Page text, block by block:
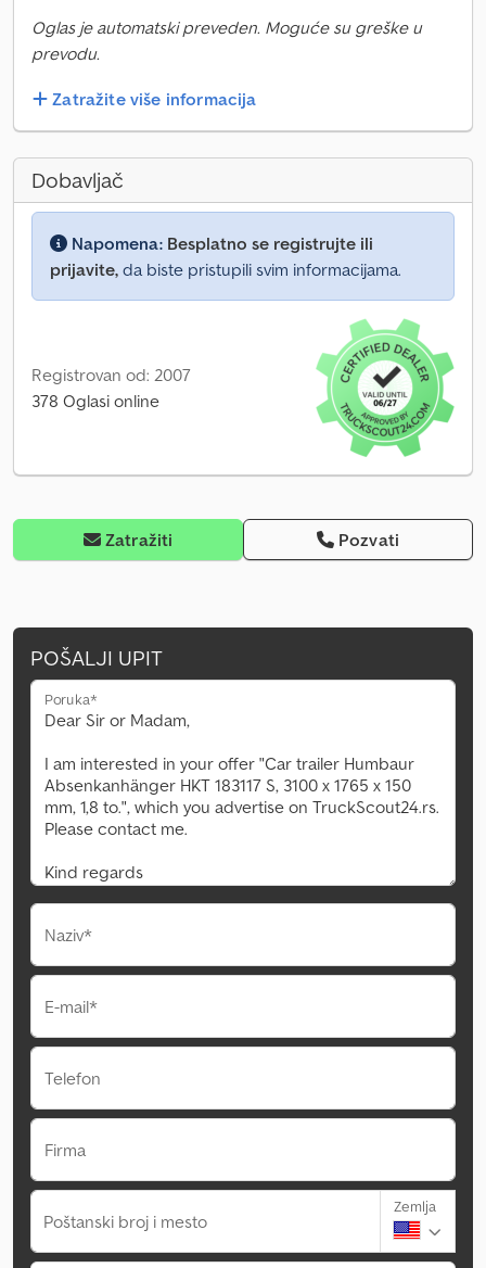
Oglas je automatski preveden. Moguće su greške u
prevodu.
Zatražite više informacija
Dobavljač
Napomena: Besplatno se registrujte ili
prijavite, da biste pristupili svim informacijama.
Registrovan od: 2007
378 Oglasi online
Zatražiti Pozvati
POŠALJI UPIT
Poruka*
Naziv*
E-mail*
Telefon
Firma
Poštanski broj i mesto
Zemlja